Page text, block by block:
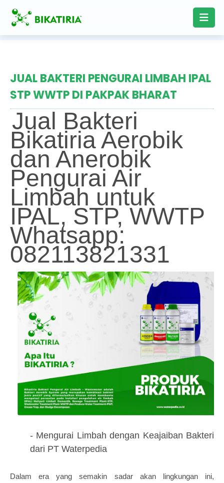
JUAL BAKTERI PENGURAI LIMBAH IPAL
STP WWTP DI PAKPAK BHARAT
Jual Bakteri
Bikatiria Aerobik
dan Anerobik
Pengurai Air
Limbah untuk
IPAL, STP, WWTP
Whatsapp:
082113821331
- Mengurai Limbah dengan Keajaiban Bakteri
dari PT Waterpedia
Dalam era yang semakin sadar akan lingkungan ini,